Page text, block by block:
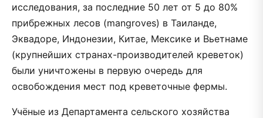
исследования, за последние 50 лет от 5 до 80%
прибрежных лесов (mangroves) в Таиланде,
Эквадоре, Индонезии, Китае, Мексике и Вьетнаме
(крупнейших странах-производителей креветок)
были уничтожены в первую очередь для
освобождения мест под креветочные фермы.
Учёные из Департамента сельского хозяйства